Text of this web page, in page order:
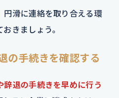
円滑に連絡を取り合える環
きましょう。
の手続きを確認する
退の手続きを早めに行う